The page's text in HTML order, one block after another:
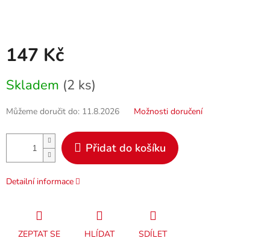
147 Kč
cena:
Skladem (2 ks)
Můžeme doručit do: 11.8.2026 Možnosti doručení
Přidat do košíku
Detailní informace
ZEPTAT SE HLÍDAT SDÍLET